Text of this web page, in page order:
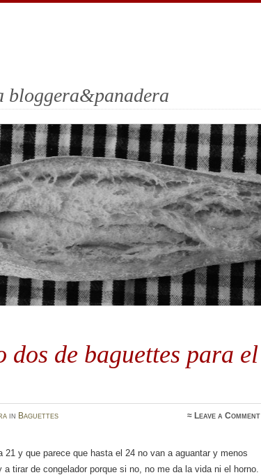
bloggera&panadera
dos de baguettes para el
in Baguettes ≈ Leave a Comment
y que parece que hasta el 24 no van a aguantar y menos
a tirar de congelador porque si no, no me da la vida ni el horno.